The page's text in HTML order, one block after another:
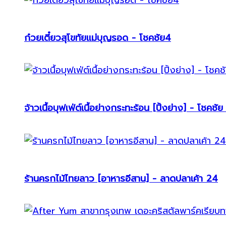
ก๋วยเตี๋ยวสุโขทัยแม่บุญรอด - โชคชัย4
จ้าวเนื้อบุฟเฟ่ต์เนื้อย่างกระทะร้อน [ปิ้งย่าง] - โชคชั
ร้านครกไม้ไทยลาว [อาหารอีสาน] - ลาดปลาเค้า 24